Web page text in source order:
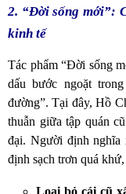
2. “Đời sống mới”:
kinh tế
Tác phẩm “Đời sống
dấu bước ngoặt
đường”. Tại đây, Hồ
thuẫn giữa tập quán
đại. Người định nghĩa
định sạch trơn quá